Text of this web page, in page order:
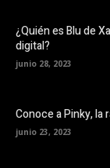
¿Quién es Blu de
digital?
junio 28, 2023
Conoce a Pinky, la
junio 23, 2023